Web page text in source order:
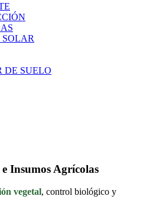
SOLAR
DE SUELO
Insumos Agrícolas
vegetal, control biológico y